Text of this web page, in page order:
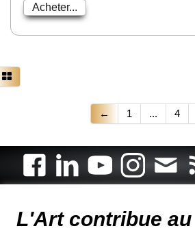
Acheter...
← 1 ... 4
L'Art contribue